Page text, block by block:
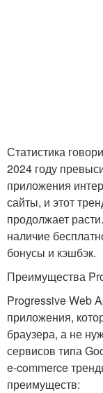
Статистика
2024 году
приложения
сайты, и этот
продолжает
наличие
бонусы и кэшбэк.
Преимущества
Progressive Web
приложения,
браузера, а не
сервисов типа
e-commerce
преимуществ: